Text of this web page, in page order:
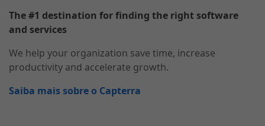
The #1 destination for finding the right software
and services
We help your organization save time, increase
productivity and accelerate growth.
Saiba mais sobre o Capterra